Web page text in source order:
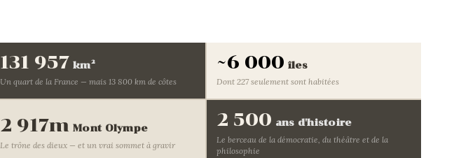
131 957 km²
Un quart de la France — mais 13 800 km de côtes
~6 000 îles
Dont 227 seulement sont habitées
2 917m Mont Olympe
Le trône des dieux — et un vrai sommet à gravir
2 500 ans d'histoire
Le berceau de la démocratie, du théâtre et de la
philosophie